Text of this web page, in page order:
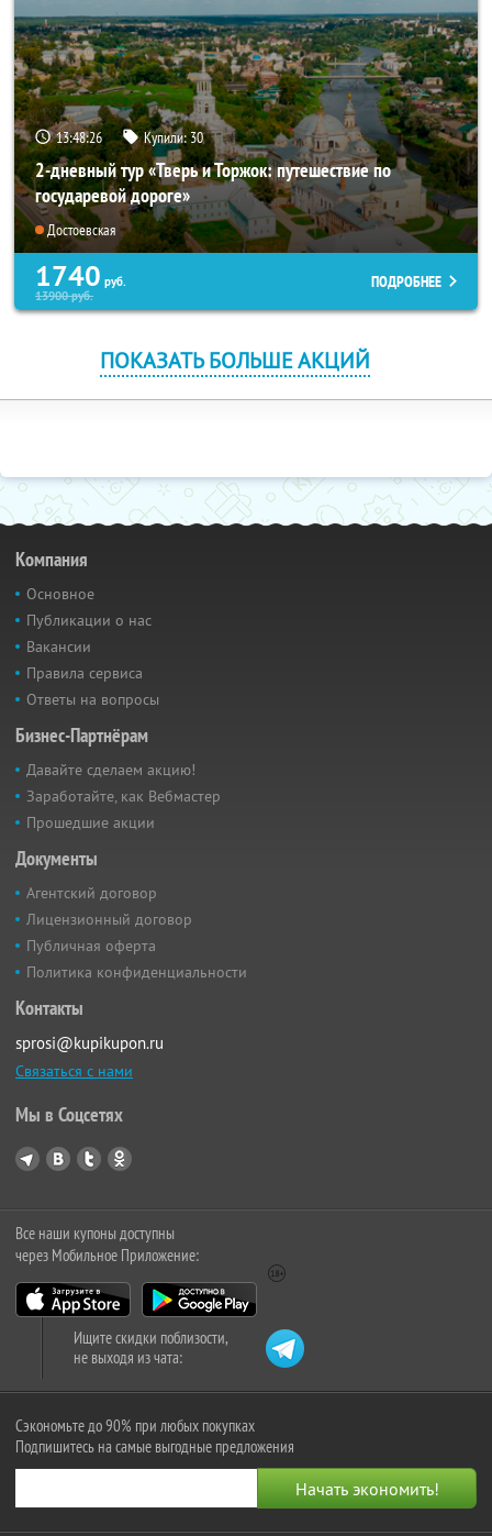
13:48:25 Купили:30
2-дневный тур «Тверь и Торжок: путешествие по
государевой дороге»
Достоевская
1740 руб.
13900руб.
ПОДРОБНЕЕ
ПОКАЗАТЬ БОЛЬШЕ АКЦИЙ
Компания
Основное
Публикации о нас
Вакансии
Правила сервиса
Ответы на вопросы
Бизнес-Партнёрам
Давайте сделаем акцию!
Заработайте, как Вебмастер
Прошедшие акции
Документы
Агентский договор
Лицензионный договор
Публичная оферта
Политика конфиденциальности
Контакты
sprosi@kupikupon.ru
Связаться с нами
Мы в Соцсетях
Все наши купоны доступны
через Мобильное Приложение:
Ищите скидки поблизости,
не выходя из чата:
Сэкономьте до 90% при любых покупках
Подпишитесь на самые выгодные предложения